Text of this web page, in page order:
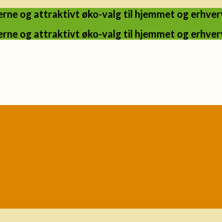
og attraktivt øko-valg til hjemmet og
og attraktivt øko-valg til hjemmet og